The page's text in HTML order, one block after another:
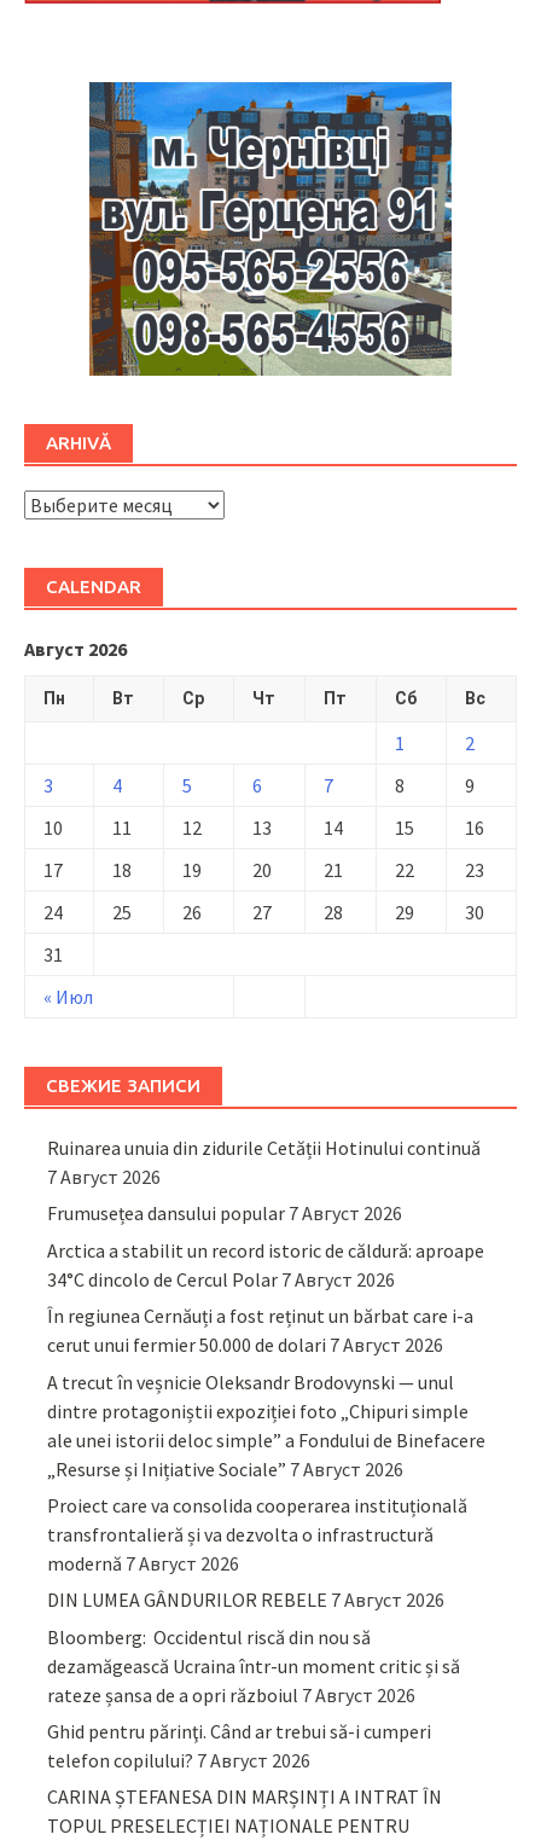
ARHIVĂ
ARHIVĂ
CALENDAR
Август 2026
Пн Вт Ср Чт Пт Сб Вс
« Июл
1
2
3
4 5 6 7 8
9
10
11 12 13 14 15
16
17
18 19 20 21 22
23
24
25 26 27 28 29
30
31
СВЕЖИЕ ЗАПИСИ
Ruinarea unuia din zidurile Cetății Hotinului continuă
7 Август 2026
Frumusețea dansului popular 7 Август 2026
Arctica a stabilit un record istoric de căldură: aproape
34°C dincolo de Cercul Polar 7 Август 2026
În regiunea Cernăuți a fost reținut un bărbat care i-a
cerut unui fermier 50.000 de dolari 7 Август 2026
A trecut în veșnicie Oleksandr Brodovynski — unul
dintre protagoniștii expoziției foto „Chipuri simple
ale unei istorii deloc simple” a Fondului de Binefacere
„Resurse și Inițiative Sociale” 7 Август 2026
Proiect care va consolida cooperarea instituțională
transfrontalieră și va dezvolta o infrastructură
modernă 7 Август 2026
DIN LUMEA GÂNDURILOR REBELE 7 Август 2026
Bloomberg: Occidentul riscă din nou să
dezamăgească Ucraina într-un moment critic și să
rateze șansa de a opri războiul 7 Август 2026
Ghid pentru părinţi. Când ar trebui să-i cumperi
telefon copilului? 7 Август 2026
CARINA ȘTEFANESA DIN MARȘINȚI A INTRAT ÎN
TOPUL PRESELECȚIEI NAȚIONALE PENTRU